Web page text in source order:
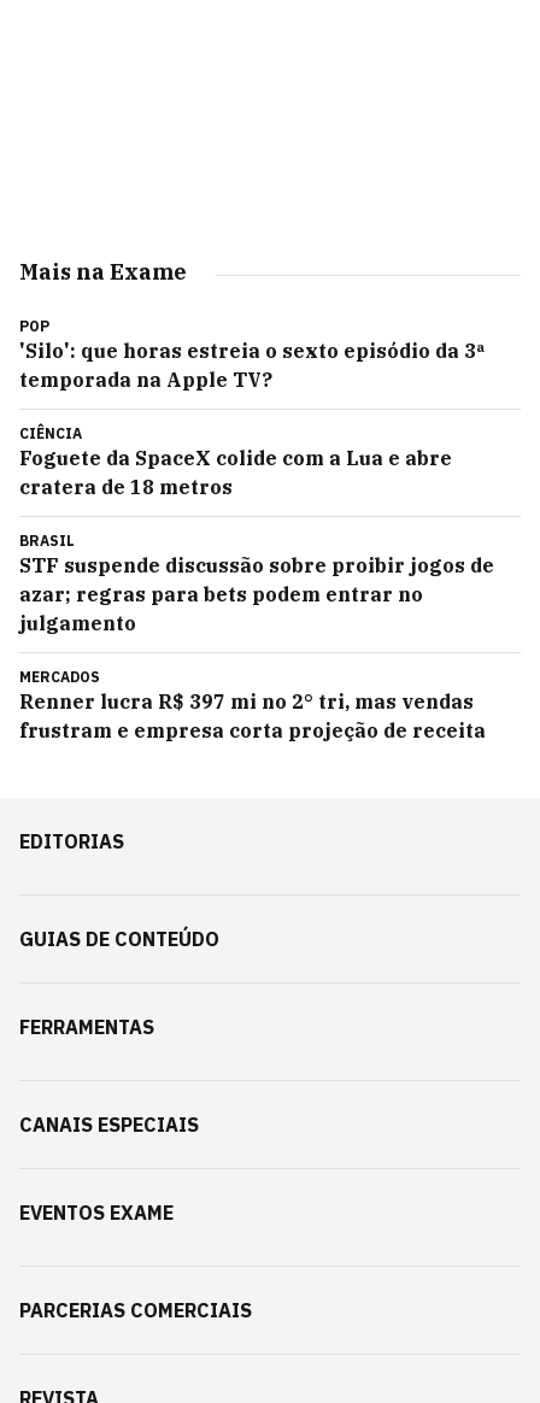
Mais na Exame
POP
'Silo': que horas estreia o sexto episódio da 3ª
temporada na Apple TV?
CIÊNCIA
Foguete da SpaceX colide com a Lua e abre
cratera de 18 metros
BRASIL
STF suspende discussão sobre proibir jogos de
azar; regras para bets podem entrar no
julgamento
MERCADOS
Renner lucra R$ 397 mi no 2° tri, mas vendas
frustram e empresa corta projeção de receita
EDITORIAS
GUIAS DE CONTEÚDO
FERRAMENTAS
CANAIS ESPECIAIS
EVENTOS EXAME
PARCERIAS COMERCIAIS